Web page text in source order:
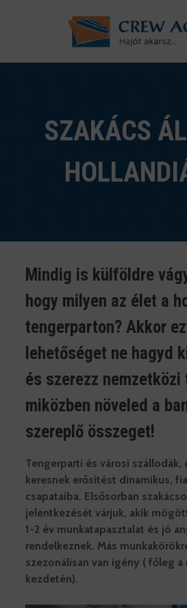
SZAKÁCS
Mindig is külföldre
hogy milyen az élet a
tengerparton? Akkor
lehetőséget ne hagyd
és szerezz
miközben növeled a
szereplő összeget!
Tengerparti és városi szállodák,
keresnek erősítést dinamikus,
csapataiba. Elsősorban
jelentkezését várjuk, akik
1-2 év munkatapasztalat és jó
rendelkeznek. Más
szezonálisan van igény ( főleg a
kezdetén).